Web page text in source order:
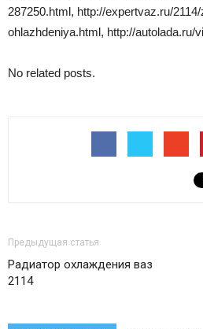
287250.html, http://expertvaz.ru/
ohlazhdeniya.html, http://autolada.ru/
No related posts.
Предыдущая статья
Радиатор охлаждения ваз
2114